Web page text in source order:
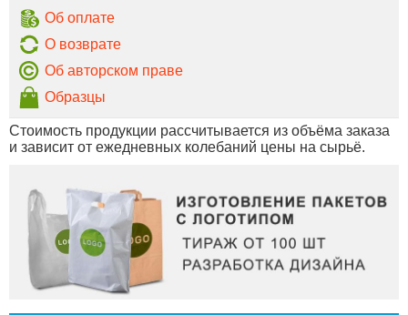
Об оплате
О возврате
Об авторском праве
Образцы
Стоимость продукции рассчитывается из объёма заказа
и зависит от ежедневных колебаний цены на сырьё.